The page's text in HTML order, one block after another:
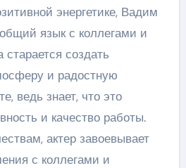
энергетике, Вадим
язык с коллегами и
старается создать
и радостную
ведь знает, что это
и качество работы.
актер завоевывает
с коллегами и